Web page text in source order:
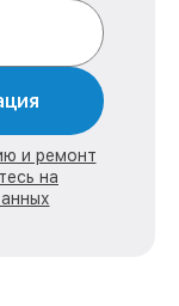
и ремонт
на